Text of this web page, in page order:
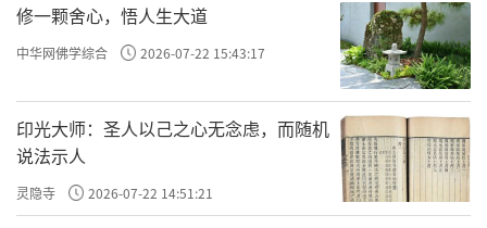
修一颗舍心，悟人生大道
中华网佛学综合 2026-07-22 15:43:17
印光大师：圣人以己之心无念虑，而随机
说法示人
灵隐寺 2026-07-22 14:51:21